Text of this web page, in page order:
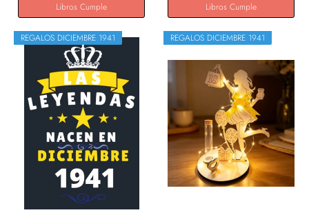
Libros Cumple Libros Cumple
REGALOS DICIEMBRE 1941 REGALOS DICIEMBRE 1941